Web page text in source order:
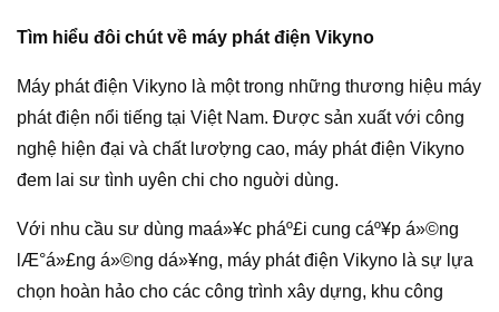
Tìm hiểu đôi chút về máy phát điện Vikyno
Máy phát điện Vikyno là một trong những thương hiệu máy
phát điện nổi tiếng tại Việt Nam. Được sản xuất với công
nghệ hiện đại và chất lươ̛ợng cao, máy phát điện Vikyno
đem lai sư tình uyên chi cho nguời dùng.
Với nhu cầu sư dùng maá»¥c pháº£i cung cáº¥p á»©ng
lÆ°á»£ng á»©ng dá»¥ng, máy phát điện Vikyno là sự lựa
chọn hoàn hảo cho các công trình xây dựng, khu công